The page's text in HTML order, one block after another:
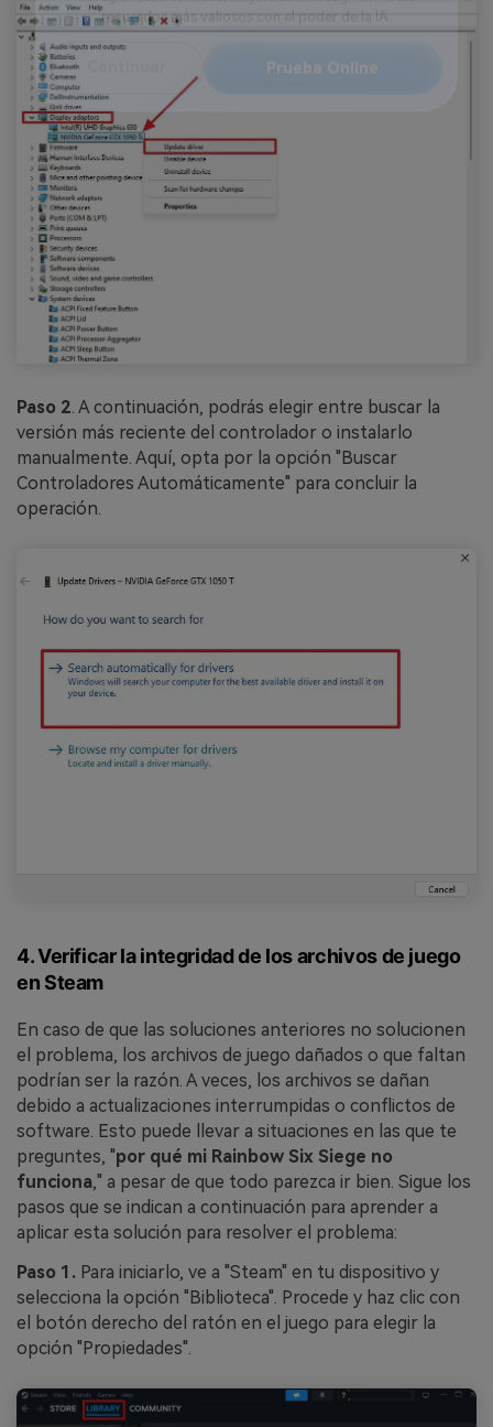
Reparador de Fotos con IA
Arregla fotos dañadas, mejora su nitidez y revive tus
recuerdos más valiosos con el poder de la IA.
Continuar
Paso 2 . A continuación, podrás elegir entre buscar la
versión más reciente del controlador o instalarlo
manualmente. Aquí, opta por la opción "Buscar
Controladores Automáticamente" para concluir la
operación.
4. Verificar la integridad de los archivos de juego
en Steam
En caso de que las soluciones anteriores no solucionen
el problema, los archivos de juego dañados o que faltan
podrían ser la razón. A veces, los archivos se dañan
debido a actualizaciones interrumpidas o conflictos de
software. Esto puede llevar a situaciones en las que te
preguntes, "por qué mi Rainbow Six Siege no
funciona," a pesar de que todo parezca ir bien. Sigue los
pasos que se indican a continuación para aprender a
aplicar esta solución para resolver el problema:
Paso 1. Para iniciarlo, ve a "Steam" en tu dispositivo y
selecciona la opción "Biblioteca". Procede y haz clic con
el botón derecho del ratón en el juego para elegir la
opción "Propiedades".